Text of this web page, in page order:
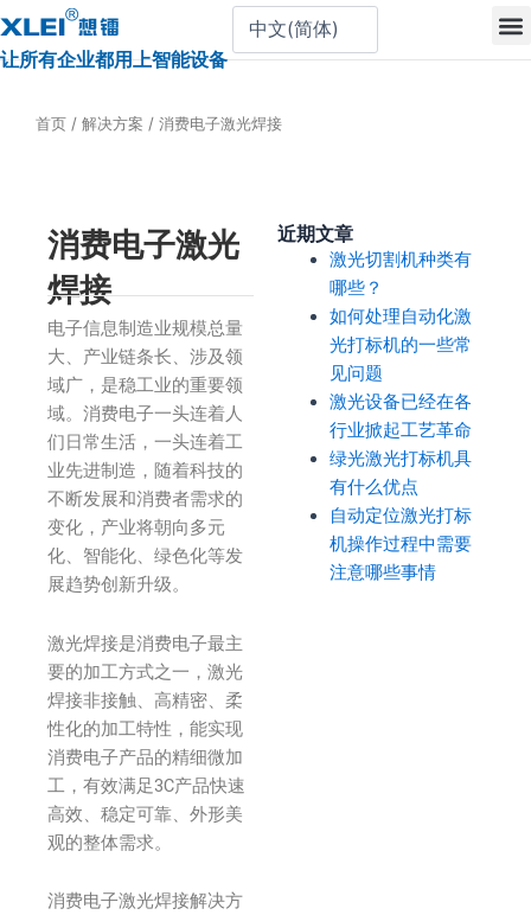
跳
至
内
让所有企业都用上智能设备
首页 / 解决方案 / 消费电子激光焊接
消费电子激光
焊接
电子信息制造业规模总量
大、产业链条长、涉及领
域广，是稳工业的重要领
域。消费电子一头连着人
们日常生活，一头连着工
业先进制造，随着科技的
不断发展和消费者需求的
变化，产业将朝向多元
化、智能化、绿色化等发
展趋势创新升级。
激光焊接是消费电子最主
要的加工方式之一，激光
焊接非接触、高精密、柔
性化的加工特性，能实现
消费电子产品的精细微加
工，有效满足3C产品快速
高效、稳定可靠、外形美
观的整体需求。
消费电子激光焊接解决方
近期文章
激光切割机种类有
哪些？
如何处理自动化激
光打标机的一些常
见问题
激光设备已经在各
行业掀起工艺革命
绿光激光打标机具
有什么优点
自动定位激光打标
机操作过程中需要
注意哪些事情